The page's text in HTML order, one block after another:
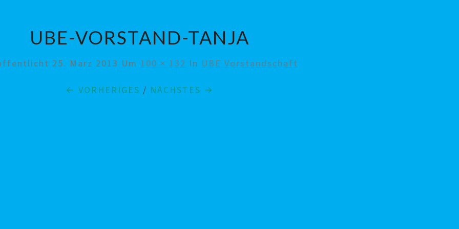
UBE-VORSTAND-TANJA
25. März 2013 Um 100 × 132 In UBE Vorstandschaft
← VORHERIGES / NÄCHSTES →